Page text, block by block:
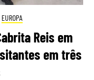
EUROPA
Reis em
em três